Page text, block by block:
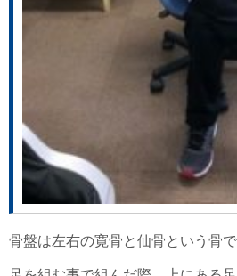
骨盤は左右の寛骨と仙骨という骨で